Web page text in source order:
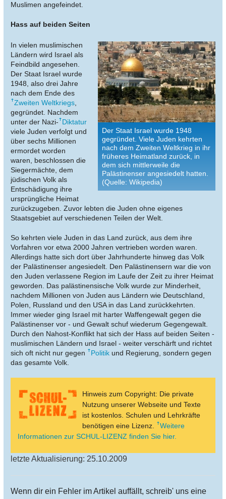
Muslimen angefeindet.
Hass auf beiden Seiten
Der Staat Israel wurde 1948
gegründet. Viele Juden kehrten
nach dem Zweiten Weltkrieg in ihr
früheres Heimatland zurück, in
dem sich mittlerweile die
Palästinenser angesiedelt hatten.
(Quelle: Wikipedia)
In vielen muslimischen
Ländern wird Israel als
Feindbild angesehen.
Der Staat Israel wurde
1948, also drei Jahre
nach dem Ende des
Zweiten Weltkriegs,
gegründet. Nachdem
unter der Nazi- Diktatur
viele Juden verfolgt und
über sechs Millionen
ermordet worden
waren, beschlossen die
Siegermächte, dem
jüdischen Volk als
Entschädigung ihre
ursprüngliche Heimat
zurückzugeben. Zuvor lebten die Juden ohne eigenes
Staatsgebiet auf verschiedenen Teilen der Welt.
So kehrten viele Juden in das Land zurück, aus dem ihre
Vorfahren vor etwa 2000 Jahren vertrieben worden waren.
Allerdings hatte sich dort über Jahrhunderte hinweg das Volk
der Palästinenser angesiedelt. Den Palästinensern war die von
den Juden verlassene Region im Laufe der Zeit zu ihrer Heimat
geworden. Das palästinensische Volk wurde zur Minderheit,
nachdem Millionen von Juden aus Ländern wie Deutschland,
Polen, Russland und den USA in das Land zurückkehrten.
Immer wieder ging Israel mit harter Waffengewalt gegen die
Palästinenser vor - und Gewalt schuf wiederum Gegengewalt.
Durch den Nahost-Konflikt hat sich der Hass auf beiden Seiten -
muslimischen Ländern und Israel - weiter verschärft und richtet
sich oft nicht nur gegen
Politik und Regierung, sondern gegen
das gesamte Volk.
Hinweis zum Copyright: Die private
Nutzung unserer Webseite und Texte
ist kostenlos. Schulen und Lehrkräfte
benötigen eine Lizenz.
Weitere
Informationen zur SCHUL-LIZENZ finden Sie hier.
letzte Aktualisierung: 25.10.2009
Wenn dir ein Fehler im Artikel auffällt, schreib' uns eine